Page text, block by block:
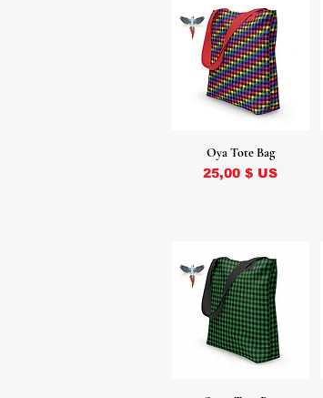
Oya Tote Bag
Prix
25,00 $ US